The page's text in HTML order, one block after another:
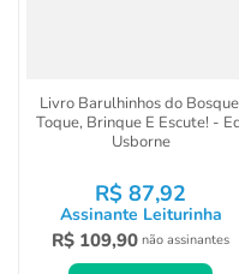
Livro Barulhinhos do
Toque, Brinque E Escute! -
Usborne
R$ 87,92
Assinante Leiturinha
R$ 109,90 não assinantes